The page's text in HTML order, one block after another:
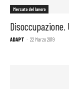
Mercato del lavoro
ADAPT - 22 Marzo 2019